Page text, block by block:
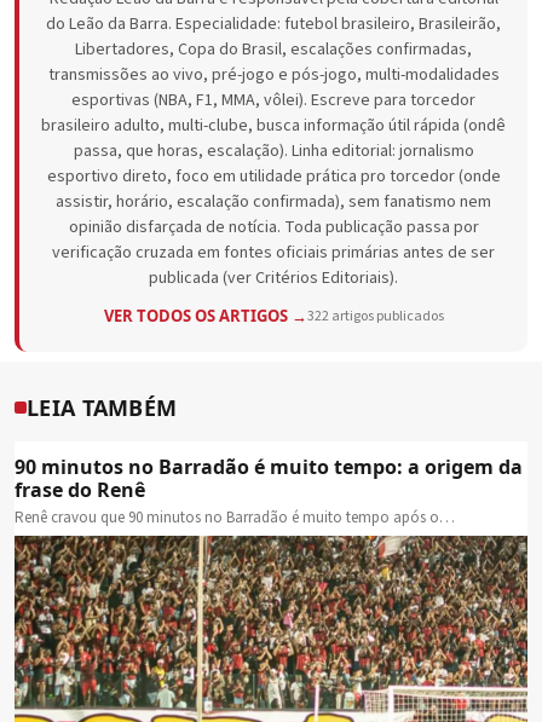
do Leão da Barra. Especialidade: futebol brasileiro, Brasileirão,
Libertadores, Copa do Brasil, escalações confirmadas,
transmissões ao vivo, pré-jogo e pós-jogo, multi-modalidades
esportivas (NBA, F1, MMA, vôlei). Escreve para torcedor
brasileiro adulto, multi-clube, busca informação útil rápida (ondê
passa, que horas, escalação). Linha editorial: jornalismo
esportivo direto, foco em utilidade prática pro torcedor (onde
assistir, horário, escalação confirmada), sem fanatismo nem
opinião disfarçada de notícia. Toda publicação passa por
verificação cruzada em fontes oficiais primárias antes de ser
publicada (ver Critérios Editoriais).
VER TODOS OS ARTIGOS →322 artigos publicados
LEIA TAMBÉM
90 minutos no Barradão é muito tempo: a origem da
frase do Renê
Renê cravou que 90 minutos no Barradão é muito tempo após o…